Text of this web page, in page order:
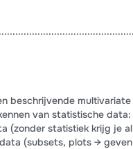
beschrijvende
van statistische data:
(zonder statistiek krijg je
(subsets, plots →